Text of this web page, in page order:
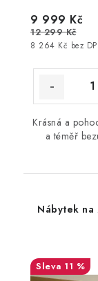
8 264 Kč bez
9 999 Kč
12 299 Kč
Krásná a
a téměř
Nábytek na
11 %